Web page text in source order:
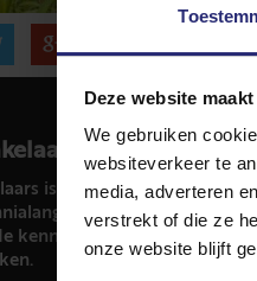
Deze website
We gebruiken
websiteverkeer te
media, adverteren
verstrekt of die ze
onze website blijft
is een modern
ervaring in het vak en
kennis van de huizenmarkt